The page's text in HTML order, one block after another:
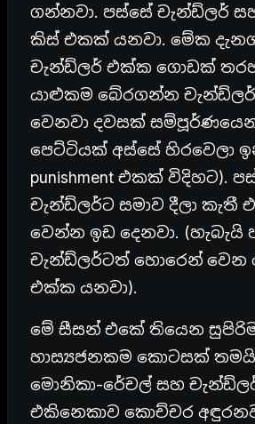
ගන්නවා. පස්සේ චැන්ඩ්ලර්
කිස් එකක් යනවා. මේක
චැන්ඩ්ලර් එක්ක ගොඩක්
යාළුකම බේරගන්න
වෙනවා දවසක්
පෙට්ටියක් අස්සේ හිරවෙලා
punishment එකක් විදිහට).
චැන්ඩ්ලර්ට සමාව දීලා කැතී
වෙන්න ඉඩ දෙනවා. (හැබැයි
චැන්ඩ්ලර්ටත් හොරෙන් වෙන
එක්ක යනවා).
මේ සීසන් එකේ තියෙන
හාස්‍යජනකම කොටසක්
මොනිකා-රේචල් සහ
එකිනෙකාව කොච්චර